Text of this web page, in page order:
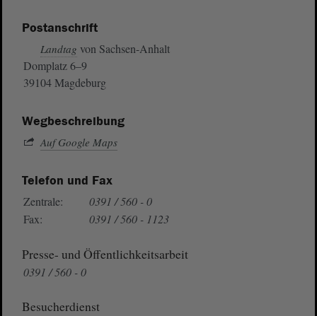
Postanschrift
Landtag von Sachsen-Anhalt
Domplatz 6–9
39104 Magdeburg
Wegbeschreibung
Auf Google Maps
Telefon und Fax
Zentrale:
0391 / 560 - 0
Fax:
0391 / 560 - 1123
Presse- und Öffentlichkeitsarbeit
0391 / 560 - 0
Besucherdienst